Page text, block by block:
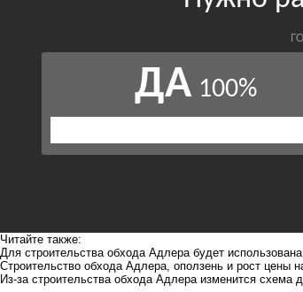
Читайте также:
Для строительства обхода Адлера будет
Строительство обхода Адлера, оползень и рост цены
Из-за строительства обхода Адлера изменится